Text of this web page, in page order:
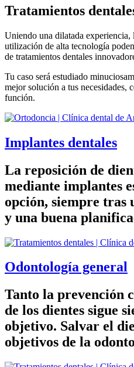
Tratamientos
Uniendo una dilatada
utilización de alta tecnología
de tratamientos dentales
Tu caso será estudiado
mejor solución a tus necesidades,
función.
Implantes dentales
La reposición de
mediante implantes
opción, siempre tras
y una buena
Odontología general
Tanto la prevención
de los dientes sigue
objetivo. Salvar el
objetivos de la